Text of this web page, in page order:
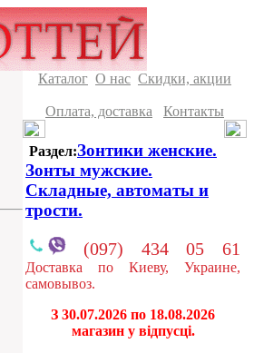
Каталог О нас Скидки, акции
Оплата, доставка Контакты
Раздел:Зонтики женские.
Зонты мужские.
Складные, автоматы и
трости.
(097) 434 05 61
Доставка по Киеву, Украине,
самовывоз.
З 30.07.2026 по 18.08.2026
магазин у відпусці.